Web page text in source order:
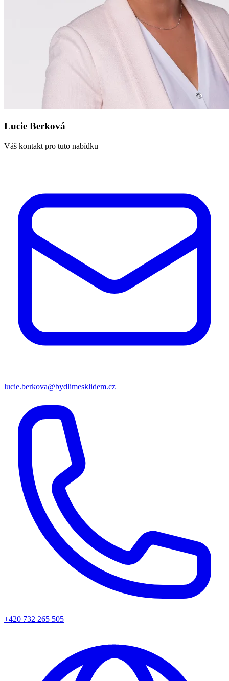
Lucie Berková
Váš kontakt pro tuto nabídku
lucie.berkova@bydlimesklidem.cz
+420 732 265 505